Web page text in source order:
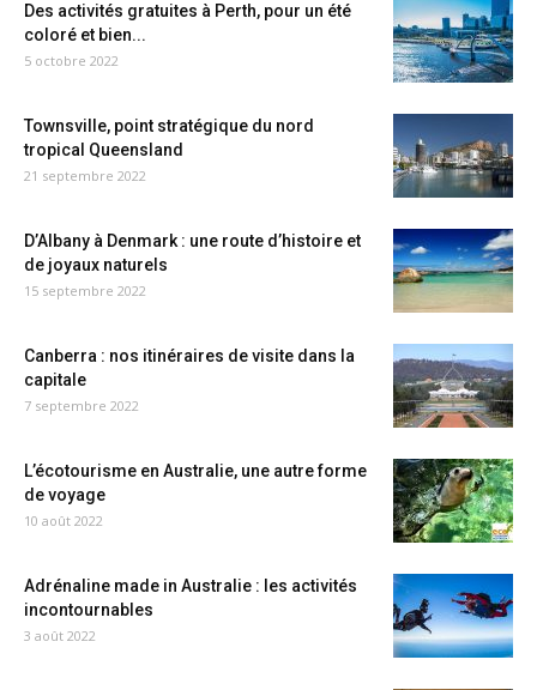
Des activités gratuites à Perth, pour un été
coloré et bien...
5 octobre 2022
Townsville, point stratégique du nord
tropical Queensland
21 septembre 2022
D’Albany à Denmark : une route d’histoire et
de joyaux naturels
15 septembre 2022
Canberra : nos itinéraires de visite dans la
capitale
7 septembre 2022
L’écotourisme en Australie, une autre forme
de voyage
10 août 2022
Adrénaline made in Australie : les activités
incontournables
3 août 2022